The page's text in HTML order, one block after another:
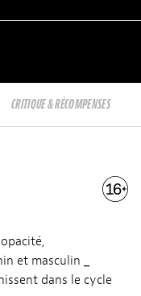
CRITIQUE & RÉCOMPENSES
et masculin _
dans le cycle